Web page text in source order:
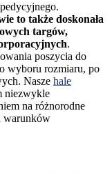
to także doskonała
targów,
.
poszycia do
wyboru rozmiaru, po
Nasze hale
niezwykle
na różnorodne
warunków